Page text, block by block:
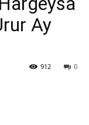
Ay
0
912